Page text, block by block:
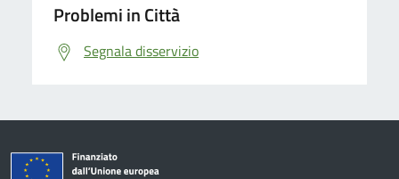
Problemi in Città
Segnala disservizio